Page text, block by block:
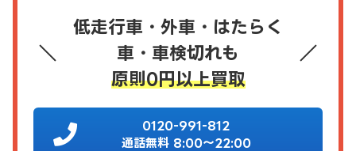
低走行車・外車・はたらく
車・車検切れも
原則0円以上買取
0120-991-812
通話無料 8:00～22:00